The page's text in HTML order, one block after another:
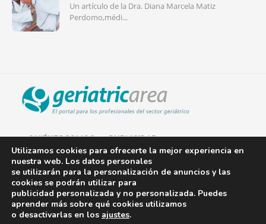
Un artículo de la Dra. Diana Marcela Matiz
Perdomo,médi...
QUIÉNES SOMOS PUBLICIDAD
AVISO LEGAL
POLÍTICA DE COOKIES
POLÍTICA DE PRIVACIDAD
Utilizamos cookies para ofrecerte la mejor experiencia en
nuestra web. Los datos personales
se utilizarán para la personalización de anuncios y las
cookies se podrán utilizar para
publicidad personalizada y no personalizada. Puedes
aprender más sobre qué cookies utilizamos
o desactivarlas en los ajustes.